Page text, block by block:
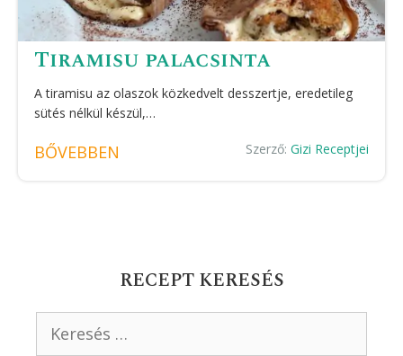
Tiramisu palacsinta
A tiramisu az olaszok közkedvelt desszertje, eredetileg
sütés nélkül készül,…
BŐVEBBEN Szerző: Gizi Receptjei
RECEPT KERESÉS